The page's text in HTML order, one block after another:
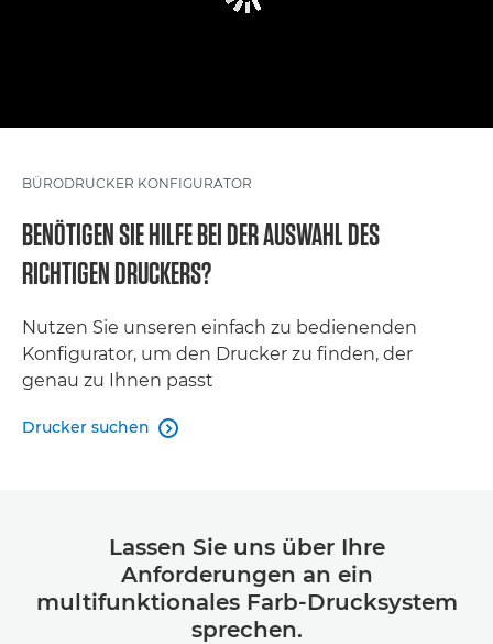
BÜRODRUCKER KONFIGURATOR
BENÖTIGEN SIE HILFE BEI DER AUSWAHL DES
RICHTIGEN DRUCKERS?
Nutzen Sie unseren einfach zu bedienenden
Konfigurator, um den Drucker zu finden, der
genau zu Ihnen passt
Drucker suchen 
Lassen Sie uns über Ihre
Anforderungen an ein
multifunktionales Farb-Drucksystem
sprechen.